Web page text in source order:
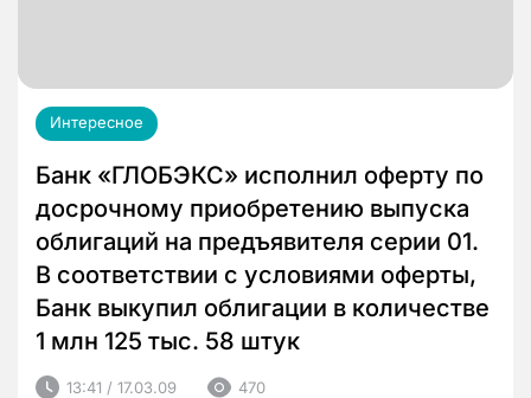
Интересное
Банк «ГЛОБЭКС» исполнил оферту по
досрочному приобретению выпуска
облигаций на предъявителя серии 01.
В соответствии с условиями оферты,
Банк выкупил облигации в количестве
1 млн 125 тыс. 58 штук
13:41 / 17.03.09 470